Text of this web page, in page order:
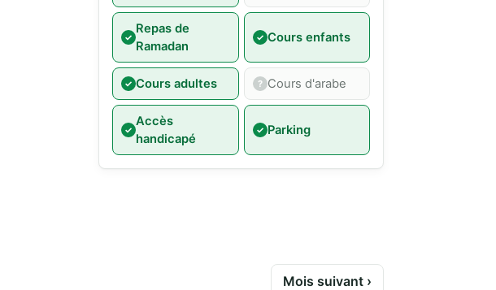
Repas de
Ramadan
Cours enfants
Cours adultes Cours d'arabe
Accès
handicapé
Parking
Mois suivant ›